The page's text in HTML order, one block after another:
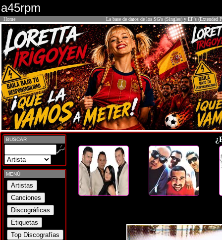
a45rpm
Home La base de datos de los SG's (Singles) y EP's (Extended
BUSCAR
MENÚ